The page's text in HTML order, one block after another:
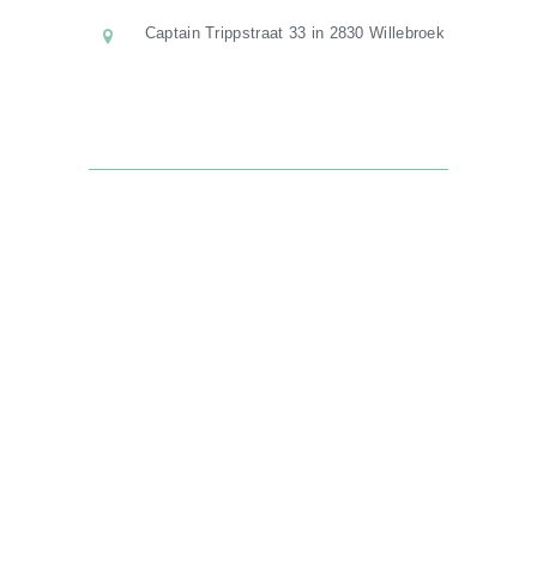
Captain Trippstraat 33 in 2830 Willebroek